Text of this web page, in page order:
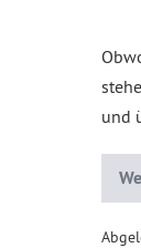
und